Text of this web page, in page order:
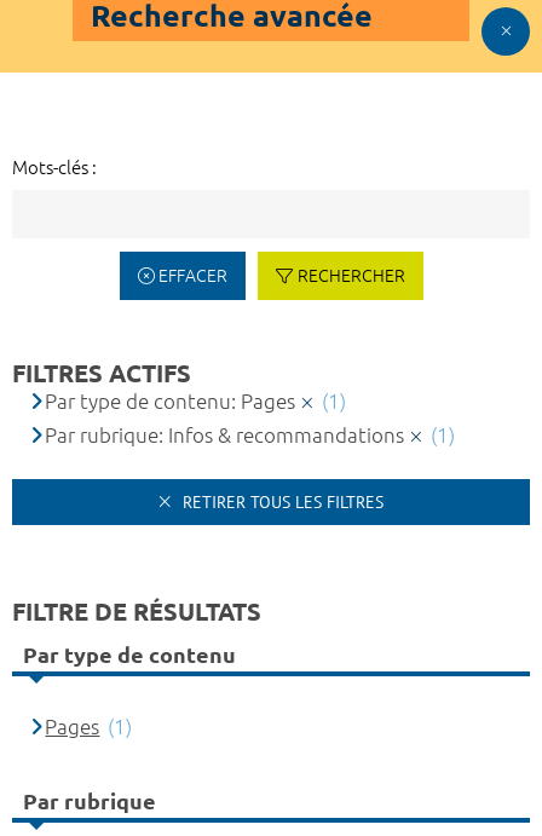
Recherche avancée
Mots-clés :
EFFACER RECHERCHER
FILTRES ACTIFS
Par type de contenu: Pages
(1)
Par rubrique: Infos & recommandations
(1)
RETIRER TOUS LES FILTRES
FILTRE DE RÉSULTATS
Par type de contenu
Pages (1)
Par rubrique